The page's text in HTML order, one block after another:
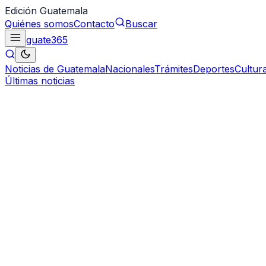
Edición Guatemala
Quiénes somosContacto
Buscar
guate365
Noticias de GuatemalaNacionalesTrámitesDeportes
Últimas noticias